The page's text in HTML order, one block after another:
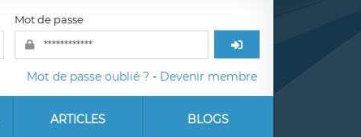
Mot de passe
Mot de passe oublié ? - Devenir membre
ARTICLES BLOGS